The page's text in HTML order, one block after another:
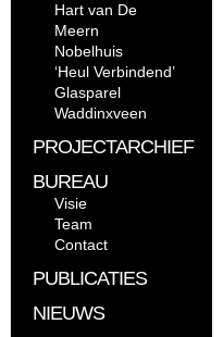
Hart van De
Meern
Nobelhuis
‘Heul Verbindend’
Glasparel
Waddinxveen
PROJECTARCHIEF
BUREAU
Visie
Team
Contact
PUBLICATIES
NIEUWS